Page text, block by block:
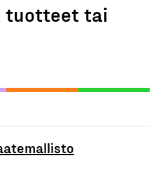
tuotteet tai